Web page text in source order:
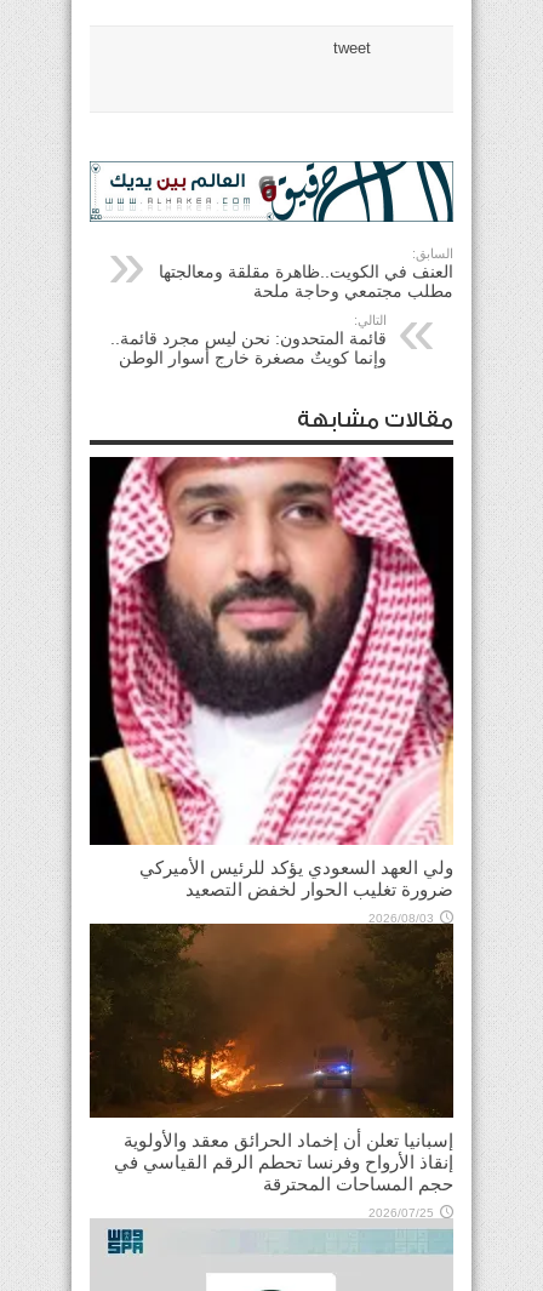
tweet
السابق:
العنف في الكويت..ظاهرة مقلقة ومعالجتها
مطلب مجتمعي وحاجة ملحة
التالي:
قائمة المتحدون: نحن ليس مجرد قائمة..
وإنما كويتٌ مصغرة خارج أسوار الوطن
مقالات مشابهة
ولي العهد السعودي يؤكد للرئيس الأميركي
ضرورة تغليب الحوار لخفض التصعيد
2026/08/03
إسبانيا تعلن أن إخماد الحرائق معقد والأولوية
إنقاذ الأرواح وفرنسا تحطم الرقم القياسي في
حجم المساحات المحترقة
2026/07/25